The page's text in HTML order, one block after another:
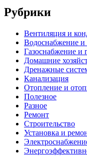
Рубрики
Вентиляция и
Водоснабжение и
Газоснабжение и
Домашние
Дренажные
Канализация
Отопление и
Полезное
Разное
Ремонт
Строительство
Установка и